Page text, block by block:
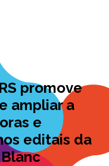
promove
ampliar a
e
editais da